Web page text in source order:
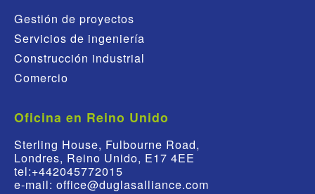
Gestión de proyectos
Servicios de ingeniería
Construcción industrial
Comercio
Oficina en Reino Unido
Sterling House, Fulbourne Road,
Londres, Reino Unido, E17 4EE
tel:+442045772015
e-mail: office@duglasalliance.com